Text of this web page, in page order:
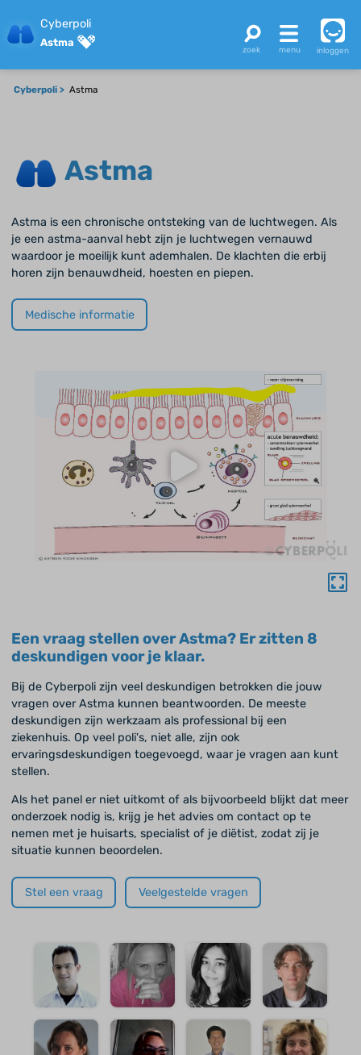
Cyberpoli
Astma
inloggen
Cyberpoli Astma
Astma
Astma is een chronische ontsteking van de luchtwegen. Als
je een astma-aanval hebt zijn je luchtwegen vernauwd
waardoor je moeilijk kunt ademhalen. De klachten die erbij
horen zijn benauwdheid, hoesten en piepen.
Medische informatie
Een vraag stellen over Astma? Er zitten 8
deskundigen voor je klaar.
Bij de Cyberpoli zijn veel deskundigen betrokken die jouw
vragen over Astma kunnen beantwoorden. De meeste
deskundigen zijn werkzaam als professional bij een
ziekenhuis. Op veel poli's, niet alle, zijn ook
ervaringsdeskundigen toegevoegd, waar je vragen aan kunt
stellen.
Als het panel er niet uitkomt of als bijvoorbeeld blijkt dat meer
onderzoek nodig is, krijg je het advies om contact op te
nemen met je huisarts, specialist of je diëtist, zodat zij je
situatie kunnen beoordelen.
Stel een vraag Veelgestelde vragen